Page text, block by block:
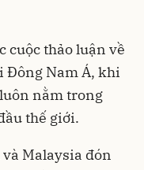
cuộc thảo luận về
Đông Nam Á, khi
nằm trong
thế giới.
Malaysia đón